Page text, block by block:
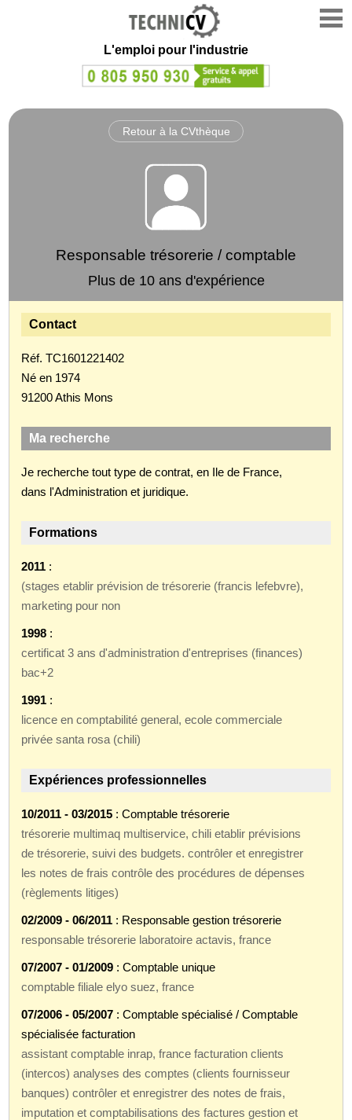
L'emploi pour l'industrie
Retour à la CVthèque
Responsable trésorerie / comptable
Plus de 10 ans d'expérience
Contact
Réf. TC1601221402
Né en 1974
91200 Athis Mons
Ma recherche
Je recherche tout type de contrat, en Ile de France,
dans l'Administration et juridique.
Formations
2011 :
(stages etablir prévision de trésorerie (francis lefebvre),
marketing pour non
1998 :
certificat 3 ans d'administration d'entreprises (finances)
bac+2
1991 :
licence en comptabilité general, ecole commerciale
privée santa rosa (chili)
Expériences professionnelles
10/2011 - 03/2015 : Comptable trésorerie
trésorerie multimaq multiservice, chili etablir prévisions
de trésorerie, suivi des budgets. contrôler et enregistrer
les notes de frais contrôle des procédures de dépenses
(règlements litiges)
02/2009 - 06/2011 : Responsable gestion trésorerie
responsable trésorerie laboratoire actavis, france
07/2007 - 01/2009 : Comptable unique
comptable filiale elyo suez, france
07/2006 - 05/2007 : Comptable spécialisé / Comptable
spécialisée facturation
assistant comptable inrap, france facturation clients
(intercos) analyses des comptes (clients fournisseur
banques) contrôler et enregistrer des notes de frais,
imputation et comptabilisations des factures gestion et